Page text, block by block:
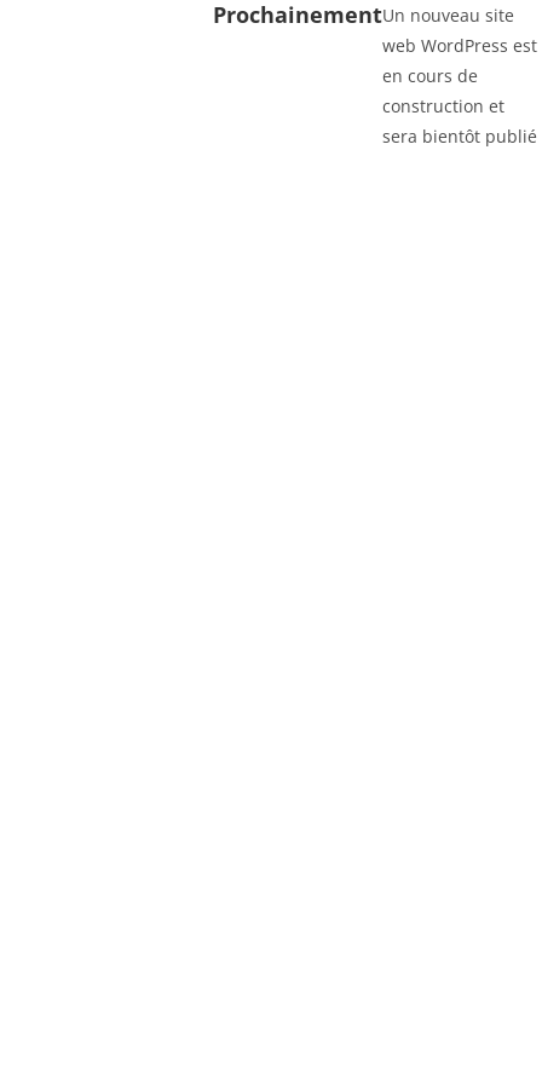
ProchainementUn nouveau site
web WordPress est
en cours de
construction et
sera bientôt publié